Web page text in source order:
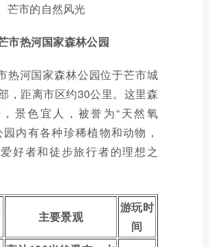
芒市的自然风光
市热河国家森林公园
热河国家森林公园位于芒市城
，距离市区约30公里。这里森
景色宜人，被誉为“天然氧
园内有各种珍稀植物和动物，
好者和徒步旅行者的理想之
主要景观
游玩时
间